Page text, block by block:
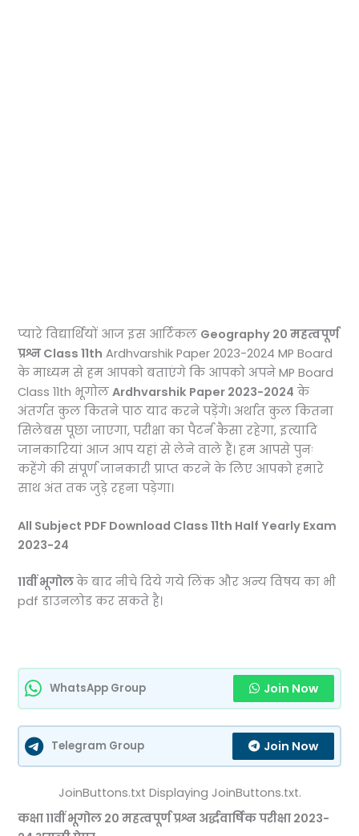
प्यारे विद्यार्थियों आज इस आर्टिकल Geography 20 महत्वपूर्ण
प्रश्न Class 11th Ardhvarshik Paper 2023-2024 MP Board
के माध्यम से हम आपको बताएंगे कि आपको अपने MP Board
Class 11th भूगोलArdhvarshik Paper 2023-2024 के
अंतर्गत कुल कितने पाठ याद करने पड़ेंगे। अर्थात कुल कितना
सिलेबस पूछा जाएगा, परीक्षा का पैटर्न कैसा रहेगा, इत्यादि
जानकारियां आज आप यहां से लेने वाले हैं। हम आपसे पुनः
कहेंगे की संपूर्ण जानकारी प्राप्त करने के लिए आपको हमारे
साथ अंत तक जुड़े रहना पड़ेगा।
All Subject PDF Download Class 11th Half Yearly Exam
2023-24
11वींभूगोलके बाद नीचे दिये गये लिंक और अन्य विषय का भी
pdf डाउनलोड कर सकते है।
WhatsApp Group Join Now
Telegram Group Join Now
JoinButtons.txt Displaying JoinButtons.txt.
कक्षा 11वीं भूगोल 20 महत्वपूर्ण प्रश्न अर्द्धवार्षिक परीक्षा 2023-